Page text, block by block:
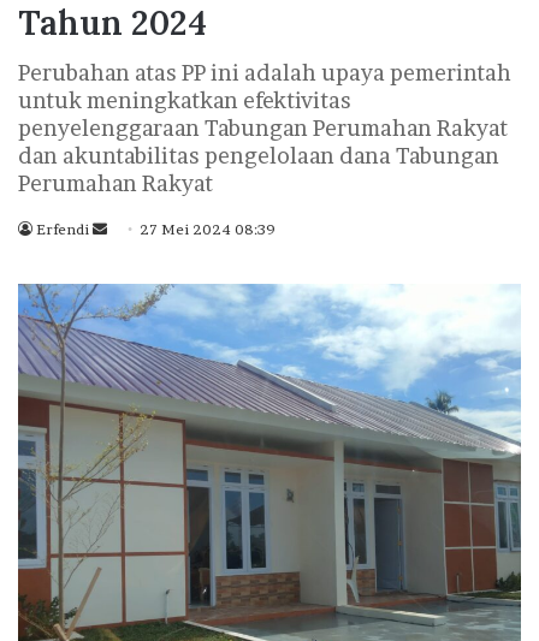
Tahun 2024
Perubahan atas PP ini adalah upaya pemerintah
untuk meningkatkan efektivitas
penyelenggaraan Tabungan Perumahan Rakyat
dan akuntabilitas pengelolaan dana Tabungan
Perumahan Rakyat
Erfendi
n
d
a
n
m
a
i
l
27 Mei 2024 08:39